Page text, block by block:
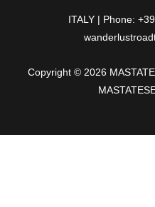
ITALY | Phone:
Copyright © 2026